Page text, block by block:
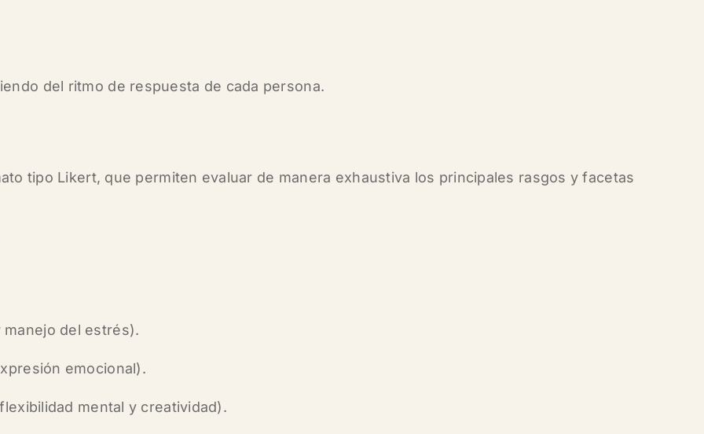
del ritmo de respuesta de cada persona.
tipo Likert, que permiten evaluar de manera exhaustiva los principales rasgos y facetas
del estrés).
emocional).
mental y creatividad).